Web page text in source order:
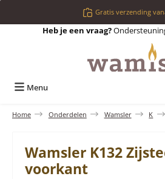
Ga naar de hoofdinhoudGratis verzending
Heb je een vraag?
Menu
Home Onderdelen Wamsler K
Wamsler K132
voorkant